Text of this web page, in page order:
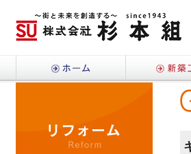
リフォ